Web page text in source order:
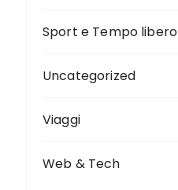
Sport e Tempo libero
Uncategorized
Viaggi
Web & Tech